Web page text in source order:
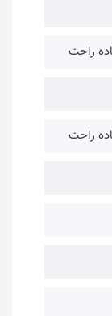
راحت
راحت